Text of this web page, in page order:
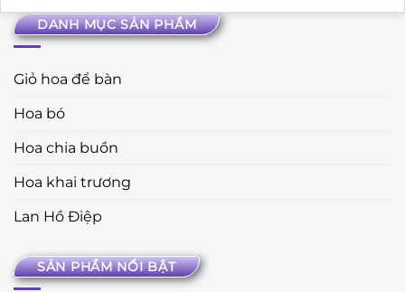
DANH MỤC SẢN PHẨM
Giỏ hoa để bàn
Hoa bó
Hoa chia buồn
Hoa khai trương
Lan Hồ Điệp
SẢN PHẨM NỔI BẬT